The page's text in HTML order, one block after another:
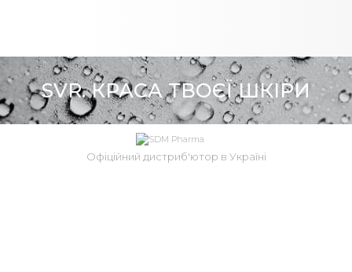
SVR. КРАСА ТВОЄЇ ШКІРИ
Офіційний дистриб'ютор в Україні